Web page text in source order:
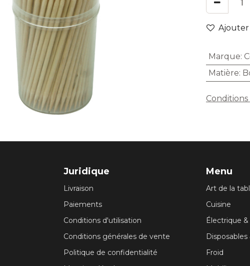
Ajouter
Marque:
Matière:
Juridique
Livraison
Paiements
Conditions d'utilisation
Conditions générales de vente
Politique de confidentialité
Menu
Art de la
Cuisine
Électrique &
Froid